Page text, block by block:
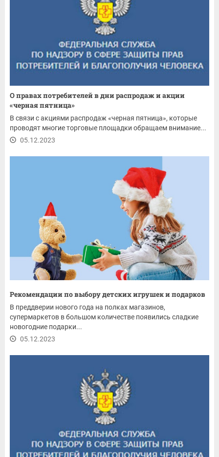
О правах потребителей в дни распродаж и акции
«черная пятница»
В связи с акциями распродаж «черная пятница», которые
проводят многие торговые площадки обращаем внимание...
05.12.2023
Рекомендации по выбору детских игрушек и подарков
В преддверии нового года на полках магазинов,
супермаркетов в большом количестве появились сладкие
новогодние подарки...
05.12.2023